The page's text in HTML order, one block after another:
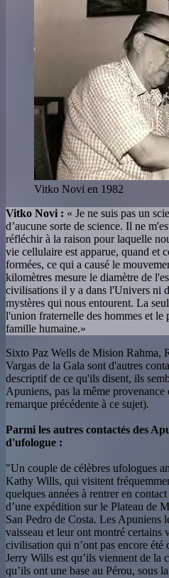
Vitko Novi en 1982
Vitko Novi : « Je ne suis pas un
d’aucune sorte de science. Il ne
réfléchir à la raison pour laquelle
vie cellulaire est apparue, quand et
formées, ce qui a causé le
kilomètres mesure le diamètre de
civilisations il y a dans l'Univers ni
mystères qui nous entourent. La
l'union fraternelle des hommes et le
famille humaine.»
Sixto Paz Wells de Mision Rahma,
Vargas de la Gala sont d'autres
descriptif de ce qu'ils disent, ils
Apuniens, pas la même
remarque précédente à ce sujet).
Parmi les autres contactés des
d'ufologue :
"Un couple de célèbres ufologues
Kathy Wills, qui visitent
quelques années à rentrer en
d’une expédition sur le Plateau de
San Pedro de Costa. Les Apuniens
vaisseau et leur ont montré certains
civilisation qui n’ont pas encore été
Jerry Wills est qu’ils viennent de la
qu’ils ont une base au Pérou, sous